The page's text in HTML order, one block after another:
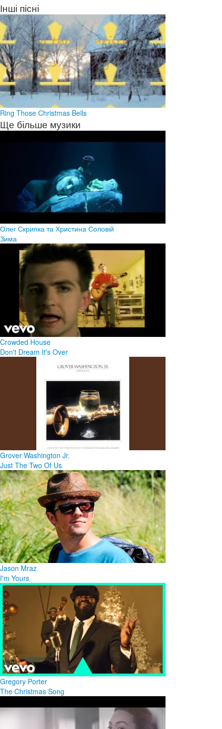
Інші пісні
Ring Those Christmas Bells
Ще більше музики
Олег Скрипка та Христина Соловій
Зима
Crowded House
Don't Dream It's Over
Grover Washington Jr.
Just The Two Of Us
Jason Mraz
I'm Yours
Gregory Porter
The Christmas Song